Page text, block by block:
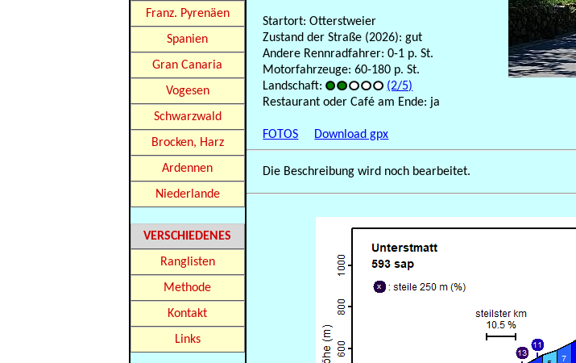
Franz. Pyrenäen
Spanien
Gran Canaria
Vogesen
Schwarzwald
Brocken, Harz
Ardennen
Niederlande
VERSCHIEDENES
Ranglisten
Methode
Kontakt
Links
Startort: Otterstweier
Zustand der Straße (2026): gut
Andere Rennradfahrer: 0-1 p. St.
Motorfahrzeuge: 60-180 p. St.
Landschaft:
(2/5)
Restaurant oder Café am Ende: ja
FOTOS Download gpx
Die Beschreibung wird noch bearbeitet.